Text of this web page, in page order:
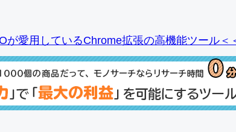
が愛用しているChrome拡張の高機能ツール＜